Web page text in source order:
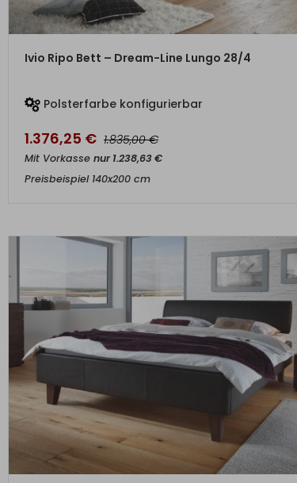
ZUM PRODUKT
Ivio Ripo Bett – Dream-Line Lungo 28/4
Polsterfarbe konfigurierbar
1.376,25 € 1.835,00€
Mit Vorkasse nur1.238,63€
Preisbeispiel 140x200 cm